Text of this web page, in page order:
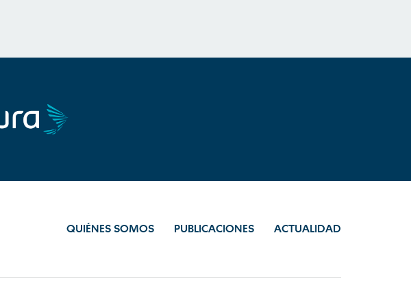
QUIÉNES SOMOS PUBLICACIONES ACTUALIDAD